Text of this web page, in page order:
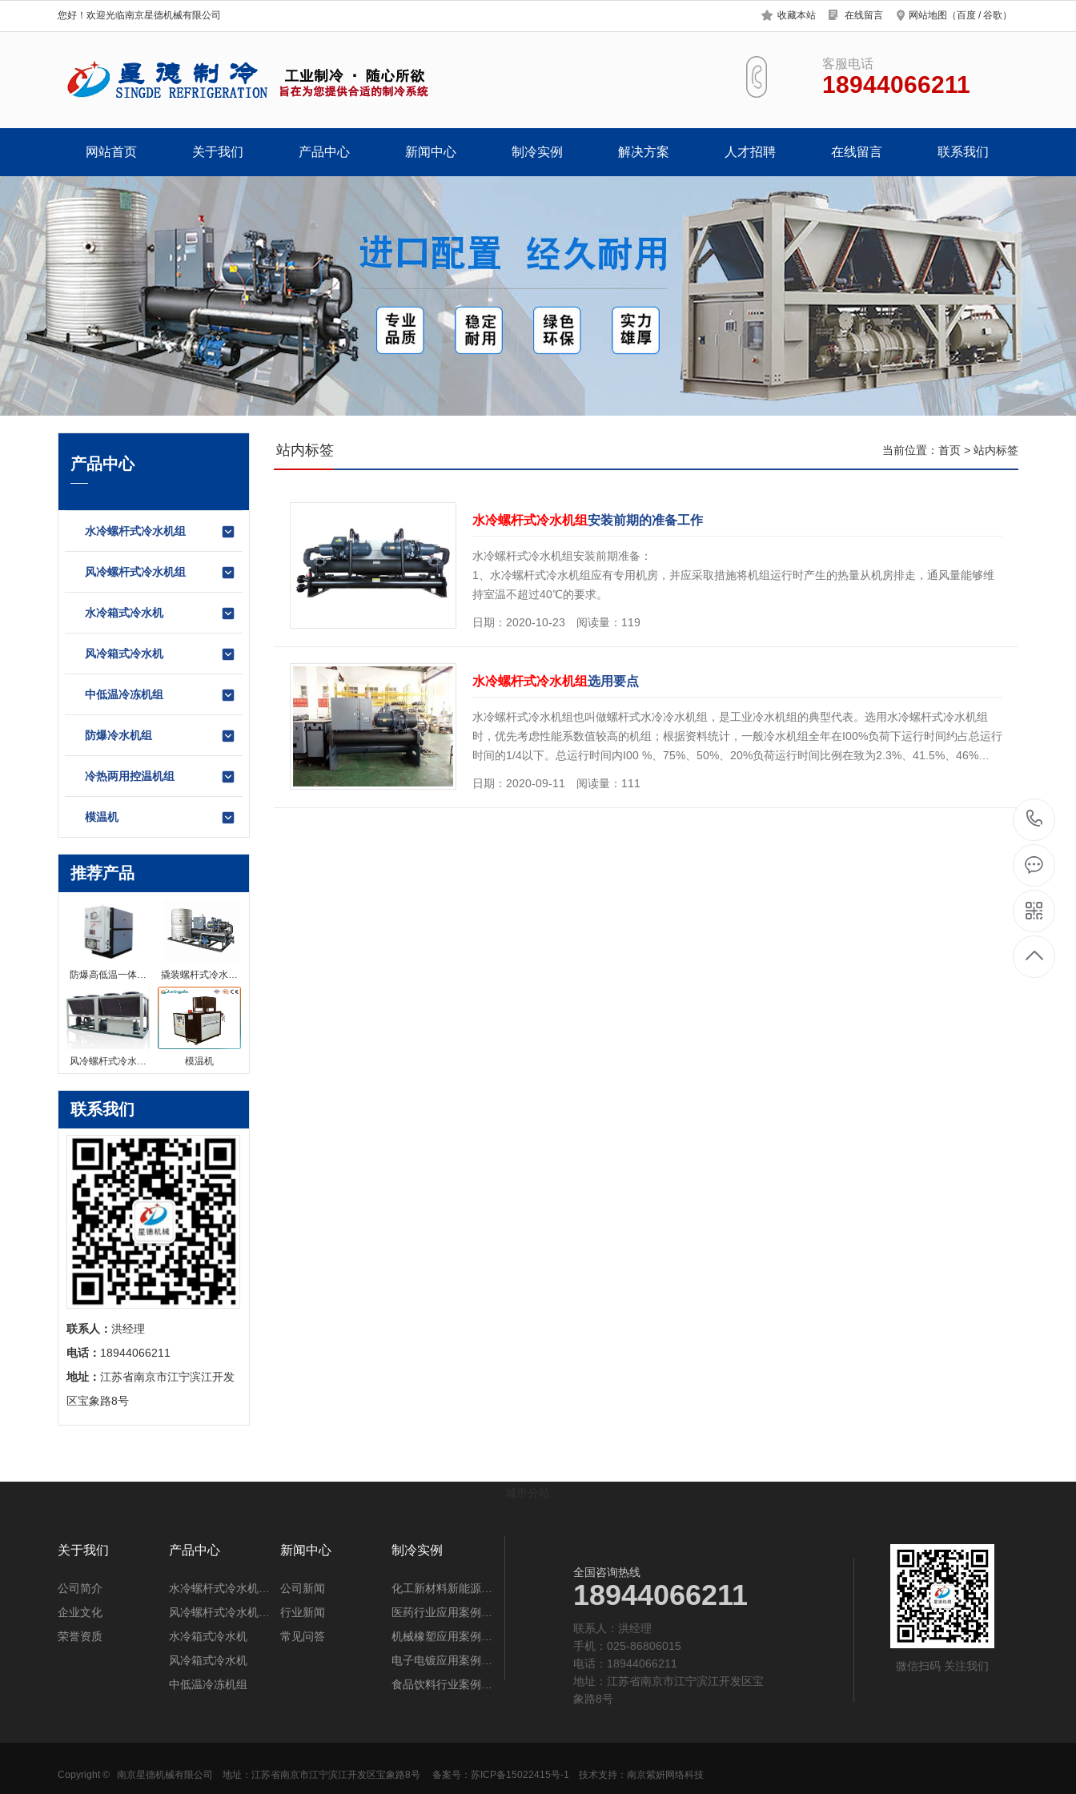
您好！欢迎光临南京星德机械有限公司 收藏本站 在线留言 网站地图 （百度 /谷歌 ）
客服电话
18944066211
网站首页 关于我们 产品中心 新闻中心 制冷实例 解决方案 人才招聘 在线留言 联系我们
产品中心
水冷螺杆式冷水机组
风冷螺杆式冷水机组
水冷箱式冷水机
风冷箱式冷水机
中低温冷冻机组
防爆冷水机组
冷热两用控温机组
模温机
推荐产品
防爆高低温一体… 撬装螺杆式冷水…
风冷螺杆式冷水… 模温机
联系我们
联系人： ‬洪经理
电话： ‬18944066211
地址： ‬江苏省南京市江宁滨江开发
区宝象路8号
当前位置： 首页 > 站内标签
站内标签
水冷螺杆式冷水机组安装前期的准备工作
水冷螺杆式冷水机组安装前期准备：
1、水冷螺杆式冷水机组应有专用机房，并应采取措施将机组运行时产生的热量从机房排走，通风量能够维
持室温不超过40℃的要求。
日期：2020-10-23 阅读量：119
水冷螺杆式冷水机组选用要点
水冷螺杆式冷水机组也叫做螺杆式水冷冷水机组，是工业冷水机组的典型代表。选用水冷螺杆式冷水机组
时，优先考虑性能系数值较高的机组；根据资料统计，一般冷水机组全年在I00%负荷下运行时间约占总运行
时间的1/4以下。总运行时间内I00 %、75%、50%、20%负荷运行时间比例在致为2.3%、41.5%、46%…
日期：2020-09-11 阅读量：111
关于我们
公司简介
企业文化
荣誉资质
产品中心
水冷螺杆式冷水机…
风冷螺杆式冷水机…
水冷箱式冷水机
风冷箱式冷水机
中低温冷冻机组
新闻中心
公司新闻
行业新闻
常见问答
制冷实例
化工新材料新能源…
医药行业应用案例…
机械橡塑应用案例…
电子电镀应用案例…
食品饮料行业案例…
微信扫码 关注我们
全国咨询热线
18944066211
联系人：‬洪经理
手机：025-86806015
电话：18944066211
地址：江苏省南京市江宁滨江开发区宝
象路8号
Copyright © 南京星德机械有限公司 地址：江苏省南京市江宁滨江开发区宝象路8号 备案号： 苏ICP备15022415号-1 技术支持： 南京紫妍网络科技